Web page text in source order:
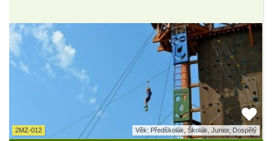
2MZ-012 Věk: Předškolák, Školák, Junior, Dospělý